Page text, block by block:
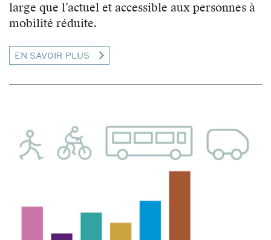
large que l’actuel et accessible aux personnes à
mobilité réduite.
EN SAVOIR PLUS